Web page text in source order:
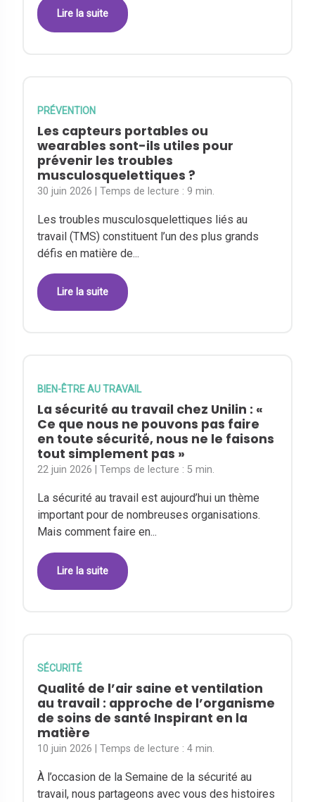
Lire la suite
PRÉVENTION
Les capteurs portables ou
wearables sont-ils utiles pour
prévenir les troubles
musculosquelettiques ?
30 juin 2026 | Temps de lecture :9 min.
Les troubles musculosquelettiques liés au
travail (TMS) constituent l’un des plus grands
défis en matière de...
Lire la suite
BIEN-ÊTRE AU TRAVAIL
La sécurité au travail chez Unilin : «
Ce que nous ne pouvons pas faire
en toute sécurité, nous ne le faisons
tout simplement pas »
22 juin 2026 | Temps de lecture :5 min.
La sécurité au travail est aujourd’hui un thème
important pour de nombreuses organisations.
Mais comment faire en...
Lire la suite
SÉCURITÉ
Qualité de l’air saine et ventilation
au travail : approche de l’organisme
de soins de santé Inspirant en la
matière
10 juin 2026 | Temps de lecture :4 min.
À l’occasion de la Semaine de la sécurité au
travail, nous partageons avec vous des histoires